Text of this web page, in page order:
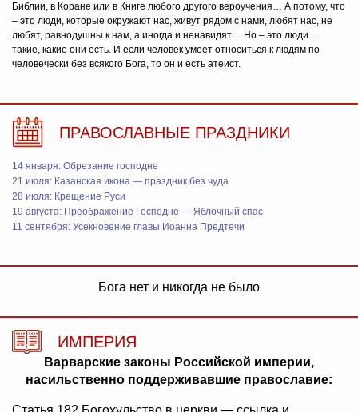
Библии, в Коране или в Книге любого другого вероучения… А потому, что
– это люди, которые окружают нас, живут рядом с нами, любят нас, не
любят, равнодушны к нам, а иногда и ненавидят… Но – это люди…
такие, какие они есть. И если человек умеет относиться к людям по-
человечески без всякого Бога, то он и есть атеист.
ПРАВОСЛАВНЫЕ ПРАЗДНИКИ
14 января: Обрезание господне
21 июля: Казанская икона — праздник без чуда
28 июля: Крещение Руси
19 августа: Преображение Господне — Яблочный спас
11 сентября: Усекновение главы Иоанна Предтечи
Бога нет и никогда не было
ИМПЕРИЯ
Варварские законы Российской империи,
насильственно поддерживавшие православие: